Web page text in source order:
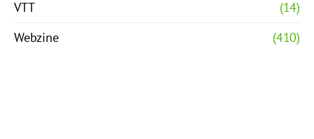
VTT
(14)
Webzine
(410)